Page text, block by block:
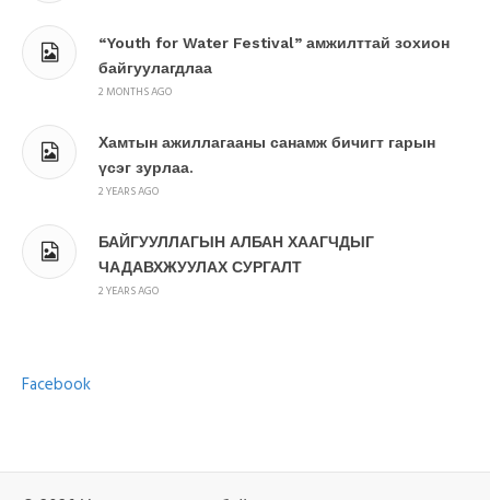
“Youth for Water Festival” амжилттай зохион
байгуулагдлаа
2 MONTHS AGO
Хамтын ажиллагааны санамж бичигт гарын
үсэг зурлаа.
2 YEARS AGO
БАЙГУУЛЛАГЫН АЛБАН ХААГЧДЫГ
ЧАДАВХЖУУЛАХ СУРГАЛТ
2 YEARS AGO
Facebook